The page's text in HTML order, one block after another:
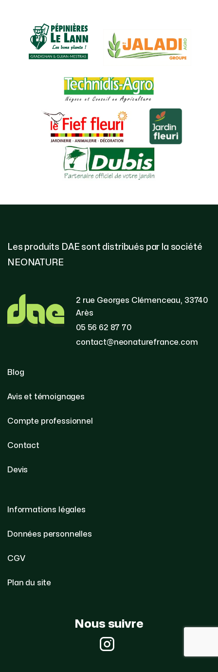
Les produits DAE sont distribués par la société
NEONATURE
2 rue Georges Clémenceau, 33740
Arès
05 56 62 87 70
contact@neonaturefrance.com
Blog
Avis et témoignages
Compte professionnel
Contact
Devis
Informations légales
Données personnelles
CGV
Plan du site
Nous suivre
Instagram